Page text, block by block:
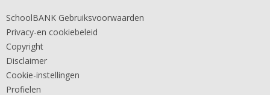
SchoolBANK Gebruiksvoorwaarden
Privacy-en cookiebeleid
Copyright
Disclaimer
Cookie-instellingen
Profielen